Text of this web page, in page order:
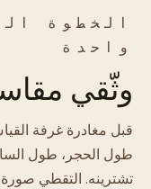
الخطوة
واحدة
وثّقي
قبل مغادرة غرفة
طول الحجر، طول
تشترينه. التقطي صورة